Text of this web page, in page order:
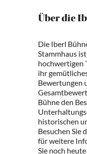
Über die
Die Iberl
Stammhaus
hochwertigen
ihr
Bewertungen
Bühne den
historischen
Besuchen Sie
für weitere
Sie noch